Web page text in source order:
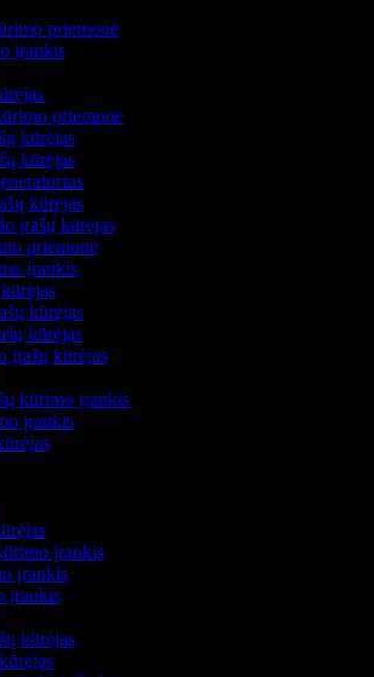
priemonė
įrankis
priemonė
kūrėjas
kūrėjas
kūrėjas
įrašų kūrėjas
priemonė
įrankis
kūrėjas
kūrėjas
įrašų kūrėjas
kūrimo įrankis
įrankis
įrankis
įrankis
įrankis
kūrėjas